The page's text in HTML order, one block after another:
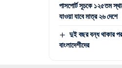
পাসপোর্ট সূচকে ১২৫তম
যাওয়া যাবে মাত্র ২৬ দেশে
দুই বছর বন্ধ থাকার
বাংলাদেশীদের